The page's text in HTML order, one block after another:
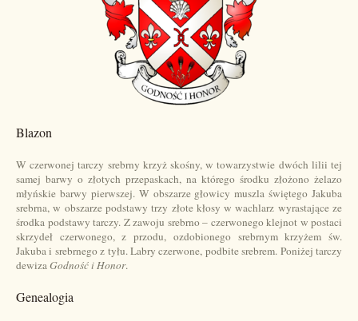
Blazon
W czerwonej tarczy srebrny krzyż skośny, w towarzystwie dwóch lilii tej
samej barwy o złotych przepaskach, na którego środku złożono żelazo
młyńskie barwy pierwszej. W obszarze głowicy muszla świętego Jakuba
srebrna, w obszarze podstawy trzy złote kłosy w wachlarz wyrastające ze
środka podstawy tarczy. Z zawoju srebrno – czerwonego klejnot w postaci
skrzydeł czerwonego, z przodu, ozdobionego srebrnym krzyżem św.
Jakuba i srebrnego z tyłu. Labry czerwone, podbite srebrem. Poniżej tarczy
dewizaGodność i Honor.
Genealogia